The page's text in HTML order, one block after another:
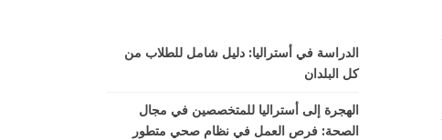
الدراسة في أستراليا: دليل شامل للطلاب من
كل البلدان
الهجرة إلى أستراليا للمتخصصين في مجال
الصحة: فرص العمل في نظام صحي متطور